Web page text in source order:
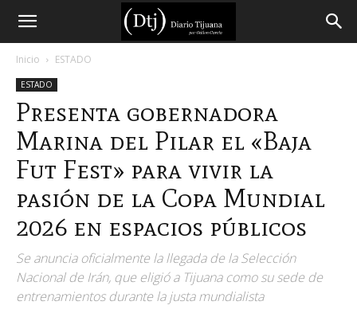
Diario
Tijuana
Inicio ESTADO
ESTADO
Presenta gobernadora
Marina del Pilar el «Baja
Fut Fest» para vivir la
pasión de la Copa Mundial
2026 en espacios públicos
Se anuncia oficialmente la llegada de la Selección
Nacional de Irán, que eligió a Tijuana como su sede de
entrenamientos durante la justa mundialista